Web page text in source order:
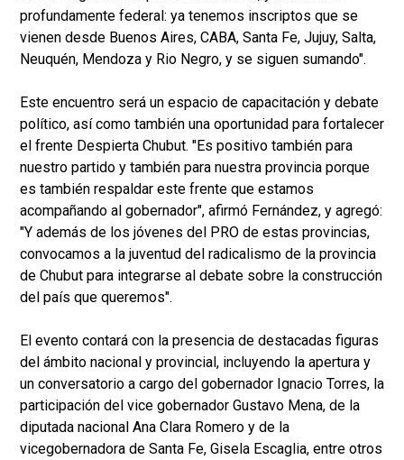
profundamente federal: ya tenemos inscriptos que se
vienen desde Buenos Aires, CABA, Santa Fe, Jujuy, Salta,
Neuquén, Mendoza y Rio Negro, y se siguen sumando".
Este encuentro será un espacio de capacitación y debate
político, así como también una oportunidad para fortalecer
el frente Despierta Chubut. "Es positivo también para
nuestro partido y también para nuestra provincia porque
es también respaldar este frente que estamos
acompañando al gobernador", afirmó Fernández, y agregó:
"Y además de los jóvenes del PRO de estas provincias,
convocamos a la juventud del radicalismo de la provincia
de Chubut para integrarse al debate sobre la construcción
del país que queremos".
El evento contará con la presencia de destacadas figuras
del ámbito nacional y provincial, incluyendo la apertura y
un conversatorio a cargo del gobernador Ignacio Torres, la
participación del vice gobernador Gustavo Mena, de la
diputada nacional Ana Clara Romero y de la
vicegobernadora de Santa Fe, Gisela Escaglia, entre otros